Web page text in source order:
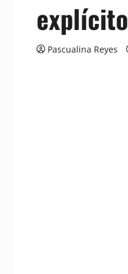
explícito
Pascualina Reyes